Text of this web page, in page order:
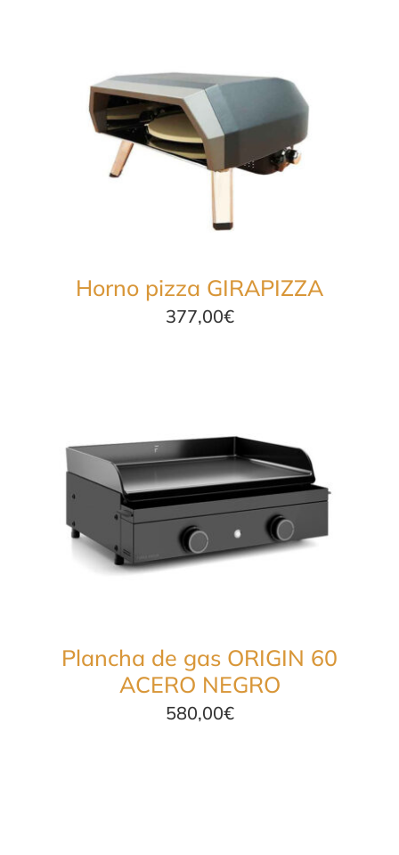
Horno pizza GIRAPIZZA
377,00€
Plancha de gas ORIGIN 60
ACERO NEGRO
580,00€